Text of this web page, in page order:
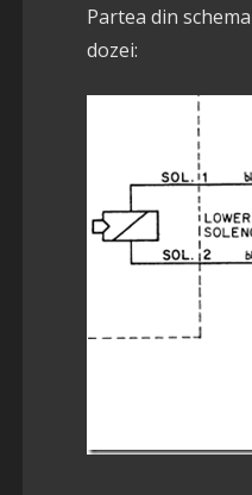
Partea din
dozei: